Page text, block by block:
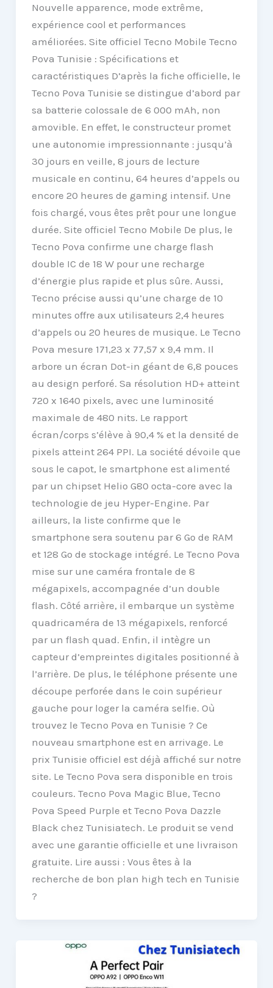
Nouvelle apparence, mode extrême,
expérience cool et performances
améliorées. Site officiel Tecno Mobile Tecno
Pova Tunisie : Spécifications et
caractéristiques D’après la fiche officielle, le
Tecno Pova Tunisie se distingue d’abord par
sa batterie colossale de 6 000 mAh, non
amovible. En effet, le constructeur promet
une autonomie impressionnante : jusqu’à
30 jours en veille, 8 jours de lecture
musicale en continu, 64 heures d’appels ou
encore 20 heures de gaming intensif. Une
fois chargé, vous êtes prêt pour une longue
durée. Site officiel Tecno Mobile De plus, le
Tecno Pova confirme une charge flash
double IC de 18 W pour une recharge
d’énergie plus rapide et plus sûre. Aussi,
Tecno précise aussi qu’une charge de 10
minutes offre aux utilisateurs 2,4 heures
d’appels ou 20 heures de musique. Le Tecno
Pova mesure 171,23 x 77,57 x 9,4 mm. Il
arbore un écran Dot-in géant de 6,8 pouces
au design perforé. Sa résolution HD+ atteint
720 x 1640 pixels, avec une luminosité
maximale de 480 nits. Le rapport
écran/corps s’élève à 90,4 % et la densité de
pixels atteint 264 PPI. La société dévoile que
sous le capot, le smartphone est alimenté
par un chipset Helio G80 octa-core avec la
technologie de jeu Hyper-Engine. Par
ailleurs, la liste confirme que le
smartphone sera soutenu par 6 Go de RAM
et 128 Go de stockage intégré. Le Tecno Pova
mise sur une caméra frontale de 8
mégapixels, accompagnée d’un double
flash. Côté arrière, il embarque un système
quadricaméra de 13 mégapixels, renforcé
par un flash quad. Enfin, il intègre un
capteur d’empreintes digitales positionné à
l’arrière. De plus, le téléphone présente une
découpe perforée dans le coin supérieur
gauche pour loger la caméra selfie. Où
trouvez le Tecno Pova en Tunisie ? Ce
nouveau smartphone est en arrivage. Le
prix Tunisie officiel est déjà affiché sur notre
site. Le Tecno Pova sera disponible en trois
couleurs. Tecno Pova Magic Blue, Tecno
Pova Speed ​​Purple et Tecno Pova Dazzle
Black chez Tunisiatech. Le produit se vend
avec une garantie officielle et une livraison
gratuite. Lire aussi : Vous êtes à la
recherche de bon plan high tech en Tunisie
?